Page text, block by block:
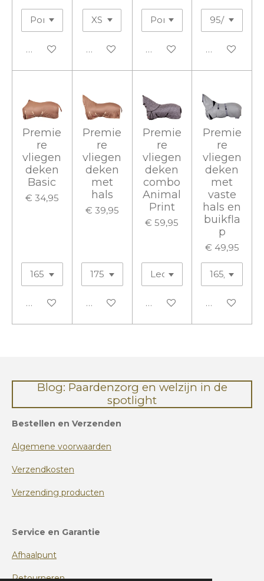
In winkelwagenIn winkelwagenIn winkelwagenIn
Premie
re
vliegen
deken
Basic
€ 34,95
In winkelwagen
Premie
re
vliegen
deken
met
hals
€ 39,95
In winkelwagen
Premie
re
vliegen
deken
combo
Animal
Print
€ 59,95
In winkelwagen
Premie
re
vliegen
deken
met
vaste
hals en
buikfla
p
€ 49,95
In
Blog: Paardenzorg en welzijn in de
spotlight
Bestellen en Verzenden
Algemene voorwaarden
Verzendkosten
Verzending producten
Service en Garantie
Afhaalpunt
Retourneren